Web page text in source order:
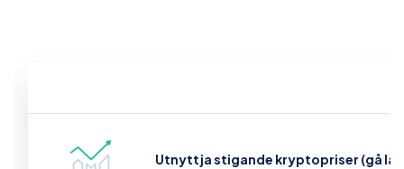
Utnyttja stigande kryptopriser (gå